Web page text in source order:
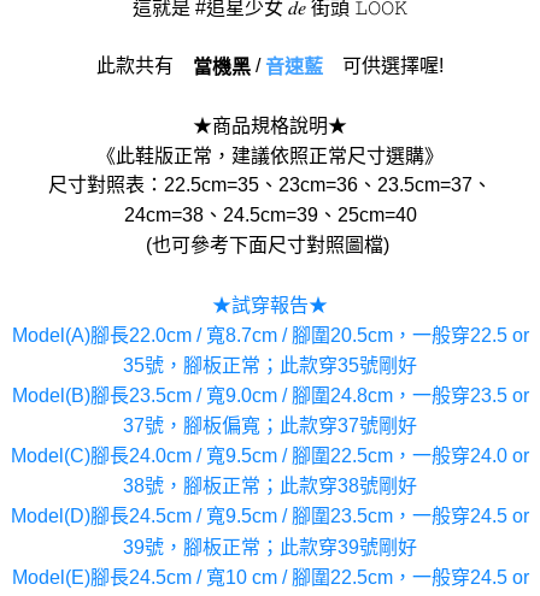
這就是 #追星少女 𝑑𝑒 街頭 𝙻𝙾𝙾𝙺
此款共有 當機黑 / 音速藍 可供選擇喔!
★商品規格說明★
《此鞋版正常，建議依照正常尺寸選購》
尺寸對照表：22.5cm=35、23cm=36、23.5cm=37、
24cm=38、24.5cm=39、25cm=40
(也可參考下面尺寸對照圖檔)
★試穿報告★
Model(A)腳長22.0cm / 寬8.7cm / 腳圍20.5cm，一般穿22.5 or
35號，腳板正常；此款穿35號剛好
Model(B)腳長23.5cm / 寬9.0cm / 腳圍24.8cm，一般穿23.5 or
37號，腳板偏寬；此款穿37號剛好
Model(C)腳長24.0cm / 寬9.5cm / 腳圍22.5cm，一般穿24.0 or
38號，腳板正常；此款穿38號剛好
Model(D)腳長24.5cm / 寬9.5cm / 腳圍23.5cm，一般穿24.5 or
39號，腳板正常；此款穿39號剛好
Model(E)腳長24.5cm / 寬10 cm / 腳圍22.5cm，一般穿24.5 or